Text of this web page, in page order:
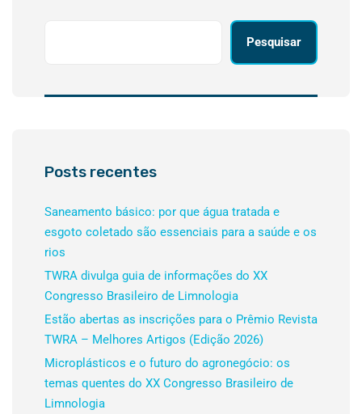
Pesquisar
Posts recentes
Saneamento básico: por que água tratada e
esgoto coletado são essenciais para a saúde e os
rios
TWRA divulga guia de informações do XX
Congresso Brasileiro de Limnologia
Estão abertas as inscrições para o Prêmio Revista
TWRA – Melhores Artigos (Edição 2026)
Microplásticos e o futuro do agronegócio: os
temas quentes do XX Congresso Brasileiro de
Limnologia